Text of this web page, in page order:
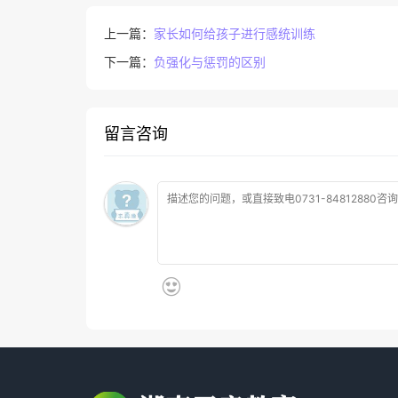
上一篇： 家长如何给孩子进行感统训练
下一篇： 负强化与惩罚的区别
留言咨询